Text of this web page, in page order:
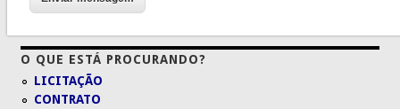
O QUE ESTÁ PROCURANDO?
LICITAÇÃO
CONTRATO